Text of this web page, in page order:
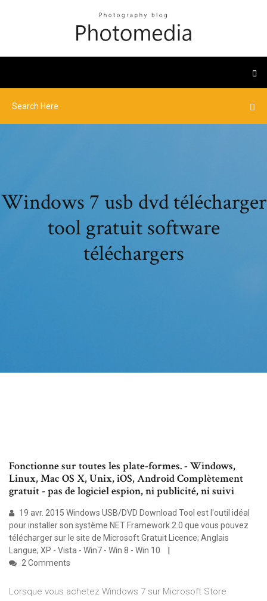
Windows 7 usb dvd télécharger
tool gratuit software
téléchargers
Fonctionne sur toutes les plate-formes. - Windows,
Linux, Mac OS X, Unix, iOS, Android Complètement
gratuit - pas de logiciel espion, ni publicité, ni suivi
19 avr. 2015 Windows USB/DVD Download Tool est l'outil idéal
pour installer son système NET Framework 2.0 que vous pouvez
télécharger sur le site de Microsoft Gratuit Licence; Anglais
Langue; XP - Vista - Win7 - Win 8 - Win 10
2 Comments
Lorsque vous achetez Windows 7 sur Microsoft Store